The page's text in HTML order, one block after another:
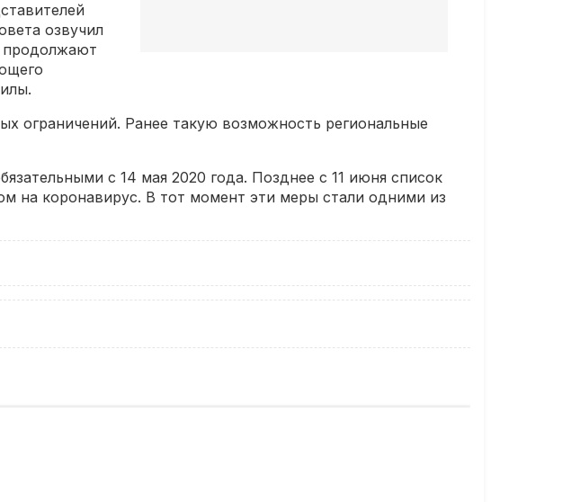
озвучил
продолжают
ограничений. Ранее такую возможность региональные
с 14 мая 2020 года. Позднее с 11 июня список
на коронавирус. В тот момент эти меры стали одними из